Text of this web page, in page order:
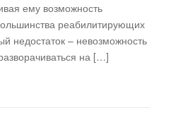
ему возможность
реабилитирующих
недостаток – невозможность
на […]